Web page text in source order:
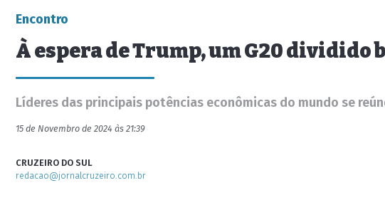
Encontro
À espera de Trump, um G20 dividido
Líderes das principais potências econômicas do mundo se
15 de Novembro de 2024 às 21:39
CRUZEIRO DO SUL
redacao@jornalcruzeiro.com.br